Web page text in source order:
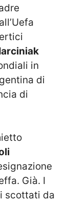
in
di
di
Già. I
scottati da